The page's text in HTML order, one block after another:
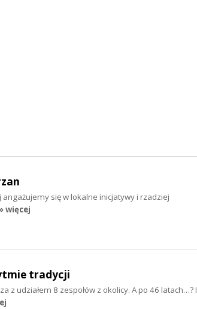
się w lokalne inicjatywy i rzadziej
więcej
tradycji
z udziałem 8 zespołów z okolicy. A po 46 latach…? I